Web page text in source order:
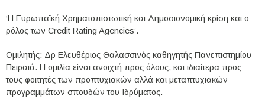
‘Η Ευρωπαϊκή Χρηματοπιστωτική και Δημοσιονομική κρίση και ο
ρόλος των Credit Rating Agencies’.
Ομιλητής: Δρ Ελευθέριος Θαλασσινός καθηγητής Πανεπιστημίου
Πειραιά. Η ομιλία είναι ανοιχτή προς όλους, και ιδιαίτερα προς
τους φοιτητές των προπτυχιακών αλλά και μεταπτυχιακών
προγραμμάτων σπουδών του Ιδρύματος.